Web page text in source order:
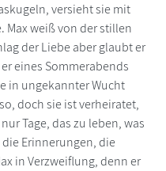
versieht sie mit
Max weiß von der stillen
der Liebe aber glaubt er
eines Sommerabends
in ungekannter Wucht
doch sie ist verheiratet,
Tage, das zu leben, was
Erinnerungen, die
in Verzweiflung, denn er